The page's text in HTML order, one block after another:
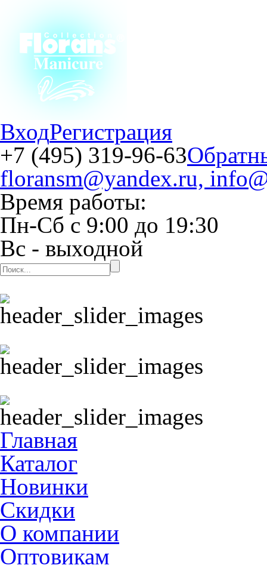
ВходРегистрация
+7 (495) 319-96-63
floransm@yandex.ru,
Время работы:
Пн-Сб с 9:00 до 19:30
Вс - выходной
Главная
Каталог
Новинки
Скидки
О компании
Оптовикам